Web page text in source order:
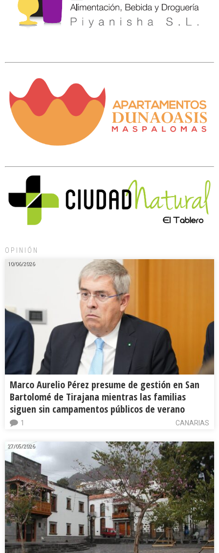
OPINIÓN
10/06/2026
Marco Aurelio Pérez presume de gestión en San
Bartolomé de Tirajana mientras las familias
siguen sin campamentos públicos de verano
CANARIAS
1
27/05/2026